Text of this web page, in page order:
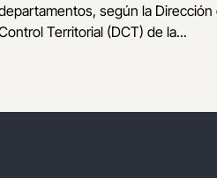
según la Dirección
Territorial (DCT) de la...